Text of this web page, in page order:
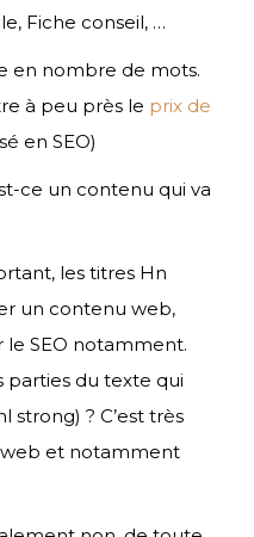
Fiche conseil, …
en nombre de mots.
à peu près le prix de
en SEO)
ce un contenu qui va
les titres Hn
un contenu web,
le SEO notamment.
parties du texte qui
strong) ? C’est très
et notamment